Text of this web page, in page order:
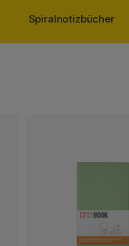
Spiralnotizbücher